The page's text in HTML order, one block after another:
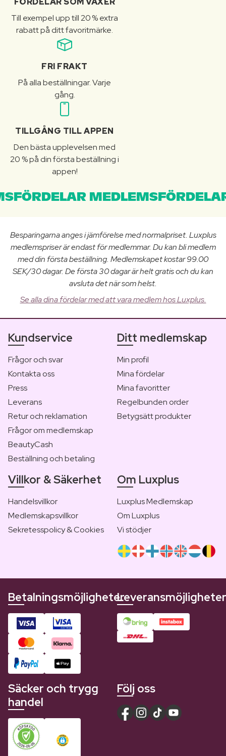
Till exempel upp till 20 % extra
rabatt på ditt favoritmärke.
FRI FRAKT
På alla beställningar. Varje
gång.
TILLGÅNG TILL APPEN
Den bästa upplevelsen med
20 % på din första beställning i
appen!
Besparingarna anges i jämförelse med normalpriset. Luxplus
medlemspriser är endast för medlemmar. Du kan bli medlem
med din första beställning. Medlemskapet kostar 99.00
SEK/30 dagar. De första 30 dagar är helt gratis och du kan
avsluta det när som helst.
Se alla dina fördelar med att vara medlem hos Luxplus.
Kundservice
Frågor och svar
Kontakta oss
Press
Leverans
Retur och reklamation
Frågor om medlemskap
BeautyCash
Beställning och betaling
Ditt medlemskap
Min profil
Mina fördelar
Mina favoritter
Regelbunden order
Betygsätt produkter
Villkor & Säkerhet
Handelsvillkor
Medlemskapsvillkor
Sekretesspolicy & Cookies
Om Luxplus
Luxplus Medlemskap
Om Luxplus
Vi stödjer
BetalningsmöjligheterLeveransmöjligheter
Säcker och trygg
handel
Följ oss